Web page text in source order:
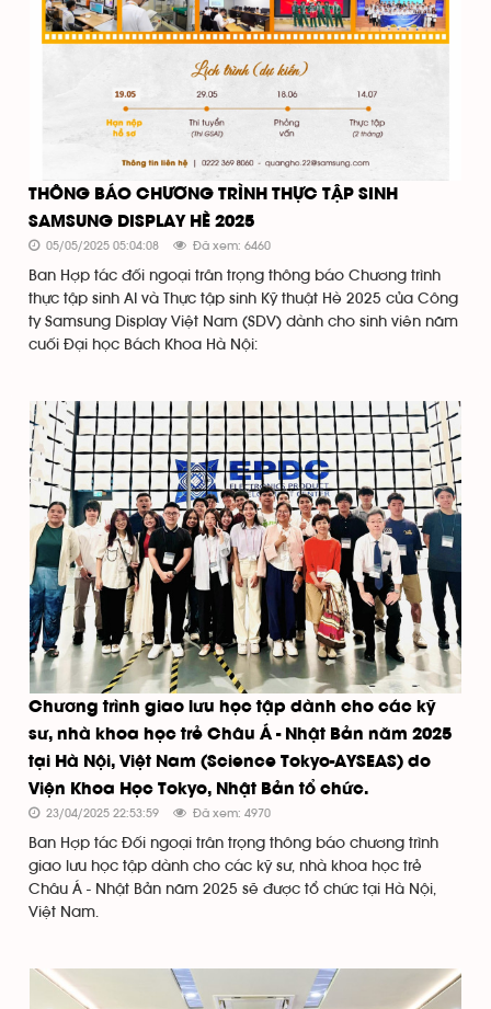
THÔNG BÁO CHƯƠNG TRÌNH THỰC TẬP SINH
SAMSUNG DISPLAY HÈ 2025
05/05/2025 05:04:08 Đã xem: 6460
Ban Hợp tác đối ngoại trân trọng thông báo Chương trình
thực tập sinh AI và Thực tập sinh Kỹ thuật Hè 2025 của Công
ty Samsung Display Việt Nam (SDV) dành cho sinh viên năm
cuối Đại học Bách Khoa Hà Nội:
Chương trình giao lưu học tập dành cho các kỹ
sư, nhà khoa học trẻ Châu Á - Nhật Bản năm 2025
tại Hà Nội, Việt Nam (Science Tokyo-AYSEAS) do
Viện Khoa Học Tokyo, Nhật Bản tổ chức.
23/04/2025 22:53:59 Đã xem: 4970
Ban Hợp tác Đối ngoại trân trọng thông báo chương trình
giao lưu học tập dành cho các kỹ sư, nhà khoa học trẻ
Châu Á - Nhật Bản năm 2025 sẽ được tổ chức tại Hà Nội,
Việt Nam.